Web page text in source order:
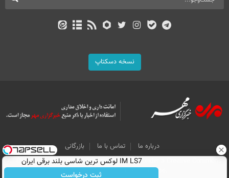
نسخه دسکتاپ
درباره ما تماس با ما
بازرگانی
All Content by Mehr News Agency is licensed under a Creative Commons
Attribution 4.0 International License.
IM LS7 لوکس ترین شاسی بلند برقی ایران
ثبت درخواست